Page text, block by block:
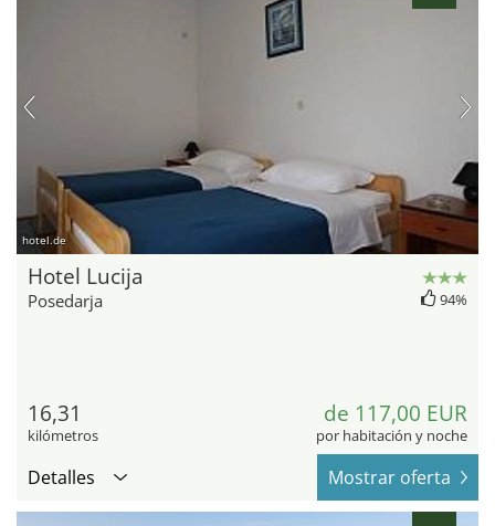
hotel.de
Hotel Lucija
Posedarja 94%
16,31
kilómetros
de 117,00 EUR
por habitación y noche
Detalles Mostrar oferta